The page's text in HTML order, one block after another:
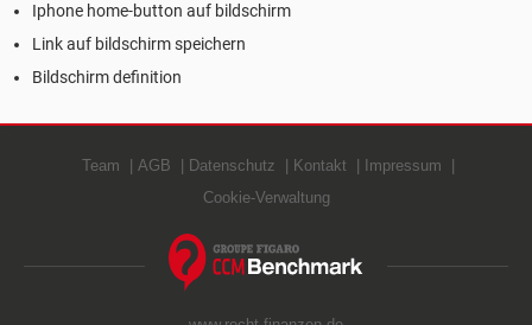
Iphone home-button auf bildschirm
Link auf bildschirm speichern
Bildschirm definition
Team AGB Datenschutz Kontakt
Impressum
Cookie-Verwaltung